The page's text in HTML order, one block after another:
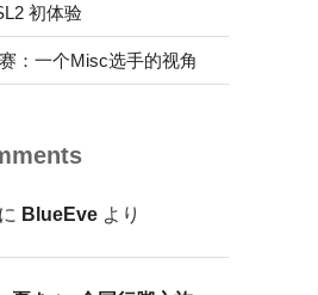
初体验
：一个Misc选手的视角
BlueEveより